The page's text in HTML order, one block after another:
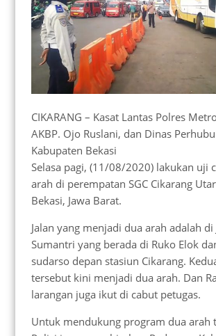
CIKARANG – Kasat Lantas Polres
AKBP. Ojo Ruslani, dan Dinas
Kabupaten Bekasi
Selasa pagi, (11/08/2020) lakukan uji
arah di perempatan SGC Cikarang
Bekasi, Jawa Barat.
Jalan yang menjadi dua arah adalah di
Sumantri yang berada di Ruko Elok
sudarso depan stasiun Cikarang.
tersebut kini menjadi dua arah. Dan
larangan juga ikut di cabut petugas.
Untuk mendukung program dua arah